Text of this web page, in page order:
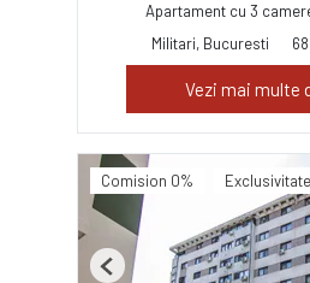
Apartament cu 3
Militari, Bucuresti
Vezi mai multe
Comision 0% Exclusivitate
Previous